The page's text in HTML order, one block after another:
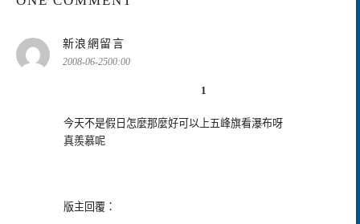
新浪網留言
示:
2008-06-2500:00
1
今天不是假日怎麼那麼好可以上五峰旗看瀑布呀
真羨慕呢
版主回覆：